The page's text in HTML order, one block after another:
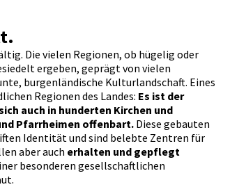
Die vielen Regionen, ob hügelig oder
ergeben, geprägt von vielen
burgenländische Kulturlandschaft. Eines
Regionen des Landes: Es ist der
auch in hunderten Kirchen und
Pfarrheimen offenbart. Diese gebauten
Identität und sind belebte Zentren für
aber auch erhalten und gepflegt
besonderen gesellschaftlichen